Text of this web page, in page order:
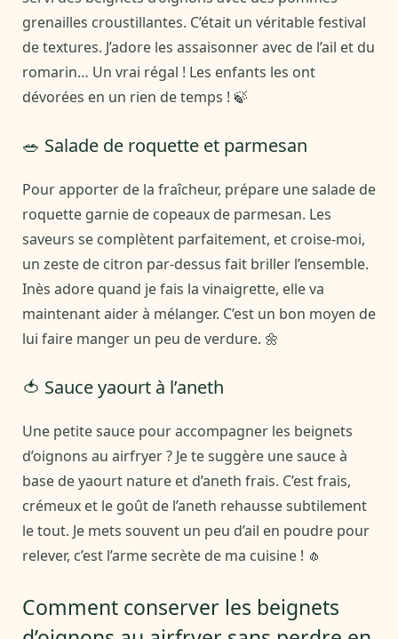
grenailles croustillantes. C’était un véritable festival
de textures. J’adore les assaisonner avec de l’ail et du
romarin… Un vrai régal ! Les enfants les ont
dévorées en un rien de temps ! 🍃
🥗 Salade de roquette et parmesan
Pour apporter de la fraîcheur, prépare une salade de
roquette garnie de copeaux de parmesan. Les
saveurs se complètent parfaitement, et croise-moi,
un zeste de citron par-dessus fait briller l’ensemble.
Inès adore quand je fais la vinaigrette, elle va
maintenant aider à mélanger. C’est un bon moyen de
lui faire manger un peu de verdure. 🌼
🍅 Sauce yaourt à l’aneth
Une petite sauce pour accompagner les beignets
d’oignons au airfryer ? Je te suggère une sauce à
base de yaourt nature et d’aneth frais. C’est frais,
crémeux et le goût de l’aneth rehausse subtilement
le tout. Je mets souvent un peu d’ail en poudre pour
relever, c’est l’arme secrète de ma cuisine ! 🧄
Comment conserver les beignets